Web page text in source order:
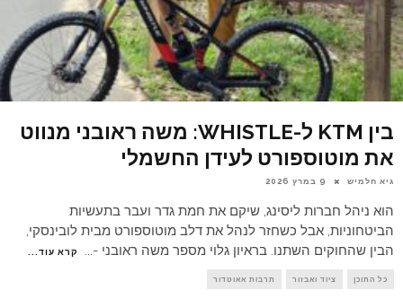
בין KTM ל-WHISTLE: משה ראובני מנווט
את מוטוספורט לעידן החשמלי
גיא חלמיש 9 במרץ 2026
הוא ניהל חברות ליסינג, שיקם את חמת גדר ועבר בתעשיות
הביטחוניות, אבל כשחזר לנהל את דלב מוטוספורט מבית לובינסקי,
הבין שהחוקים השתנו. בראיון גלוי מספר משה ראובני -... קרא עוד...
כל התוכן ציוד ואבזור תרבות אאוטדור